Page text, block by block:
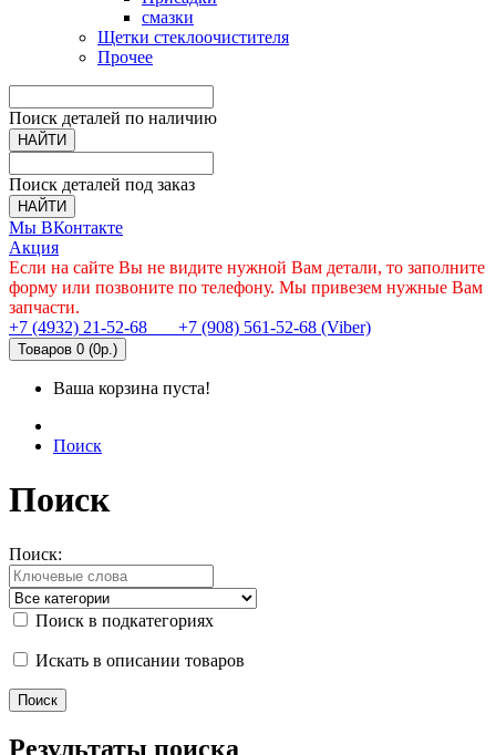
смазки
Щетки стеклоочистителя
Прочее
Поиск деталей по наличию
НАЙТИ
Поиск деталей под заказ
НАЙТИ
Мы ВКонтакте
Акция
Если на сайте Вы не видите нужной Вам детали, то заполните
форму или позвоните по телефону. Мы привезем нужные Вам
запчасти.
+7 (4932) 21-52-68
+7 (908) 561-52-68 (Viber)
Товаров 0 (0р.)
Ваша корзина пуста!
Поиск
Поиск
Поиск:
Поиск в подкатегориях
Искать в описании товаров
Результаты поиска